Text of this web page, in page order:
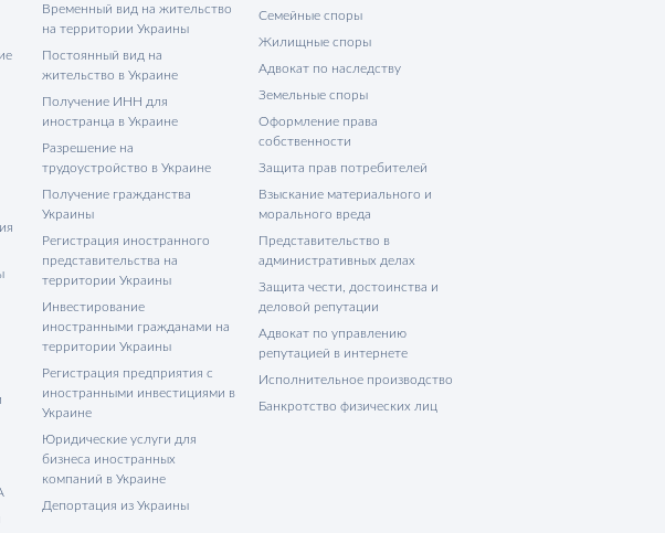
Временный вид на жительство
на территории Украины
Постоянный вид на
жительство в Украине
Получение ИНН для
иностранца в Украине
Разрешение на
трудоустройство в Украине
Получение гражданства
Украины
Регистрация иностранного
представительства на
территории Украины
Инвестирование
иностранными гражданами на
территории Украины
Регистрация предприятия с
иностранными инвестициями в
Украине
Юридические услуги для
бизнеса иностранных
компаний в Украине
Депортация из Украины
Семейные споры
Жилищные споры
Адвокат по наследству
Земельные споры
Оформление права
собственности
Защита прав потребителей
Взыскание материального и
морального вреда
Представительство в
административных делах
Защита чести, достоинства и
деловой репутации
Адвокат по управлению
репутацией в интернете
Исполнительное производство
Банкротство физических лиц